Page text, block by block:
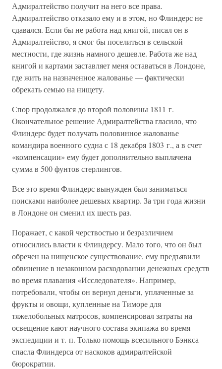
Адмиралтейство получит на него все права.
Адмиралтейство отказало ему и в этом, но Флиндерс не
сдавался. Если бы не работа над книгой, писал он в
Адмиралтейство, я смог бы поселиться в сельской
местности, где жизнь намного дешевле. Работа же над
книгой и картами заставляет меня оставаться в Лондоне,
где жить на назначенное жалованье — фактически
обрекать семью на нищету.
Спор продолжался до второй половины 1811 г.
Окончательное решение Адмиралтейства гласило, что
Флиндерс будет получать половинное жалованье
командира военного судна с 18 декабря 1803 г., а в счет
«компенсации» ему будет дополнительно выплачена
сумма в 500 фунтов стерлингов.
Все это время Флиндерс вынужден был заниматься
поисками наиболее дешевых квартир. За три года жизни
в Лондоне он сменил их шесть раз.
Поражает, с какой черствостью и безразличием
относились власти к Флиндерсу. Мало того, что он был
обречен на нищенское существование, ему предъявили
обвинение в незаконном расходовании денежных средств
во время плавания «Исследователя». Например,
потребовали, чтобы он вернул деньги, уплаченные за
фрукты и овощи, купленные на Тиморе для
тяжелобольных матросов, компенсировал затраты на
освещение кают научного состава экипажа во время
экспедиции и т. п. Только помощь всесильного Бэнкса
спасла Флиндерса от наскоков адмиралтейской
бюрократии.